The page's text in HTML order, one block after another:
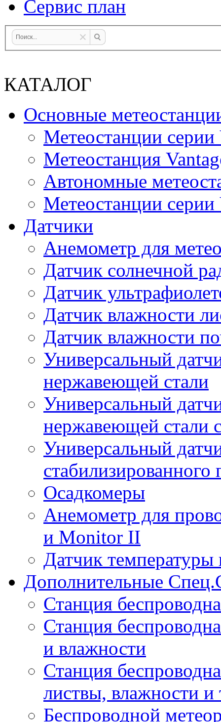
Сервис план
КАТАЛОГ
Основные
Метеостанции
Метеостанция
Автономные
Метеостанции серии
Датчики
Анемометр для
Датчик солнечной
Датчик
Датчик влажности
Датчик влажности
Универсальный
нержавеющей стали
Универсальный
нержавеющей стали
Универсальный
стабилизированного
Осадкомеры
Анемометр для
и Monitor II
Датчик температуры
Дополнительные
Станция
Станция
и влажности
Станция
листвы, влажности
Беспроводной